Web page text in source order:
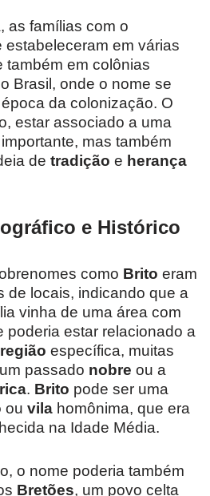
as famílias com o
estabeleceram em várias
também em colônias
Brasil, onde o nome se
da colonização. O
estar associado a uma
importante, mas também
de tradição e herança
e Histórico
como Brito eram
de locais, indicando que a
vinha de uma área com
poderia estar relacionado a
região específica, muitas
passado nobre ou a
. Brito pode ser uma
ou vila homônima, que era
na Idade Média.
o nome poderia também
Bretões, um povo celta